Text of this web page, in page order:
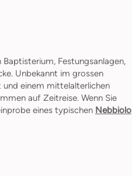
Festungsanlagen,
Unbekannt im grossen
und einem mittelalterlichen
auf Zeitreise. Wenn Sie
eines typischen Nebbiolo